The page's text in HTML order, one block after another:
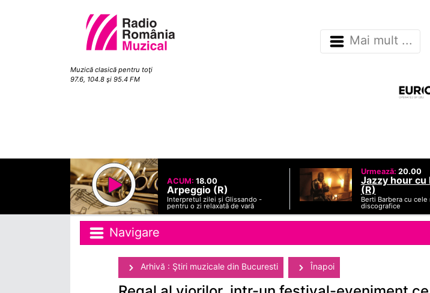
Muzică clasică pentru toţi
97.6, 104.8 şi 95.4 FM
Mai mult ...
ACUM: 18.00
Arpeggio (R)
Interpretul zilei și Glissando -
pentru o zi relaxată de vară
Urmează: 20.00
Jazzy hour cu
(R)
Berti Barbera cu
discografice
Navigare
Arhivă : Ştiri muzicale din Bucuresti Înapoi